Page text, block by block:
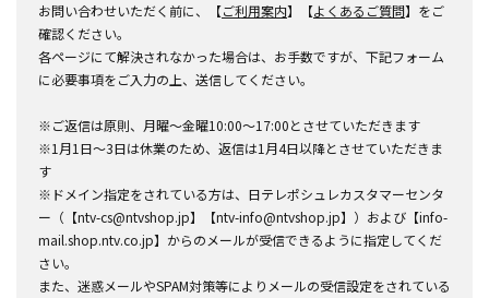
お問い合わせいただく前に、【ご利用案内】【よくあるご質問】をご
確認ください。
各ページにて解決されなかった場合は、お手数ですが、下記フォーム
に必要事項をご入力の上、送信してください。
※ご返信は原則、月曜～金曜10:00～17:00とさせていただきます
※1月1日～3日は休業のため、返信は1月4日以降とさせていただきま
す
※ドメイン指定をされている方は、日テレポシュレカスタマーセンタ
ー（【ntv-cs@ntvshop.jp】【ntv-info@ntvshop.jp】）および【info-
mail.shop.ntv.co.jp】からのメールが受信できるように指定してくだ
さい。
また、迷惑メールやSPAM対策等によりメールの受信設定をされている